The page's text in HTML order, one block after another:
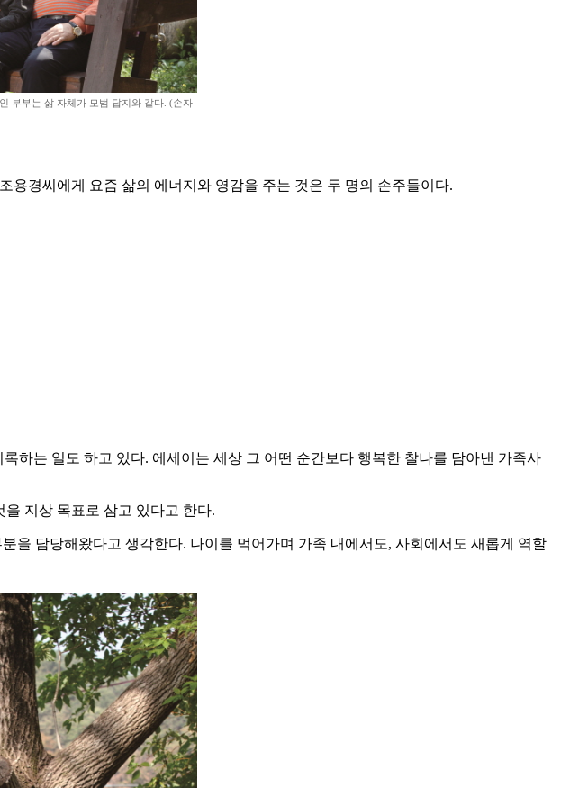
부부는 삶 자체가 모범 답지와 같다. (손자
경씨에게 요즘 삶의 에너지와 영감을 주는 것은 두 명의 손주들이다.
하는 일도 하고 있다. 에세이는 세상 그 어떤 순간보다 행복한 찰나를 담아낸 가족사
지상 목표로 삼고 있다고 한다.
을 담당해왔다고 생각한다. 나이를 먹어가며 가족 내에서도, 사회에서도 새롭게 역할